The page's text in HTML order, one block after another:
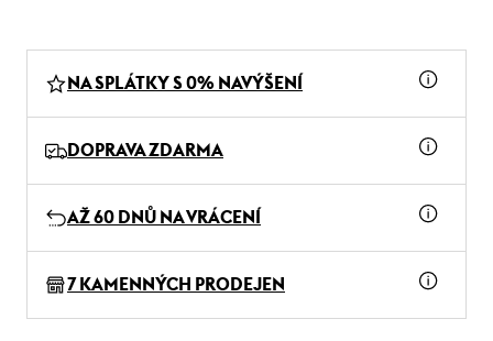
NA SPLÁTKY S 0% NAVÝŠENÍ
DOPRAVA ZDARMA
AŽ 60 DNŮ NA VRÁCENÍ
7 KAMENNÝCH PRODEJEN